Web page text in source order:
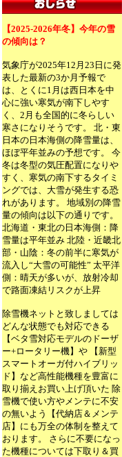
【2025-2026年冬】今年の雪
の傾向は？
気象庁が2025年12月23日に発
表した最新の3か月予報で
は、とくに1月は西日本を中
心に強い寒気が南下しやす
く、2月も全国的に冬らしい
寒さになりそうです。 北・東
日本の日本海側の降雪量は、
ほぼ平年並みの予想です。 今
冬は冬型の気圧配置になりや
すく、寒気の南下するタイミ
ングでは、大雪が発生する恐
れがあります。 地域別の降雪
量の傾向は以下の通りです。
北海道・東北の日本海側：降
雪量は平年並み 北陸・近畿北
部・山陰：冬の前半に寒気が
流入し“大雪の可能性” 太平洋
側：晴天が多いが、放射冷却
で路面凍結リスクが上昇
除雪機ネットと致しましては
どんな状態でも対応できる
【ベタ雪対応モデルのドーザ
ー+ロータリー機】や 【新型
スマートオーガ付ハイブリッ
ド】など高性能機種を豊富に
取り揃えお買い上げ頂いた 除
雪機で使い方やメンテに不安
の無いよう【代納店＆メンテ
店】にも万全の体制を整えて
おります。 さらに不要になっ
た機種については下取り＆買